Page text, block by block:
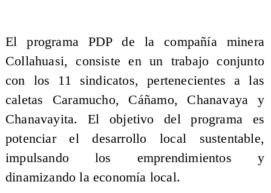
El programa PDP de la compañía minera
Collahuasi, consiste en un trabajo conjunto
con los 11 sindicatos, pertenecientes a las
caletas Caramucho, Cáñamo, Chanavaya y
Chanavayita. El objetivo del programa es
potenciar el desarrollo local sustentable,
impulsando los emprendimientos y
dinamizando la economía local.